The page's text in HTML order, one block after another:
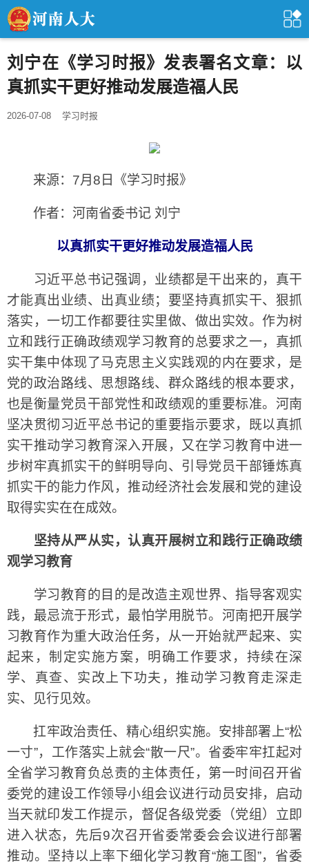
刘宁在《学习时报》发表署名文章：以
真抓实干更好推动发展造福人民
2026-07-08 学习时报
来源：7月8日《学习时报》
作者：河南省委书记 刘宁
以真抓实干更好推动发展造福人民
习近平总书记强调，业绩都是干出来的，真干
才能真出业绩、出真业绩；要坚持真抓实干、狠抓
落实，一切工作都要往实里做、做出实效。作为树
立和践行正确政绩观学习教育的总要求之一，真抓
实干集中体现了马克思主义实践观的内在要求，是
党的政治路线、思想路线、群众路线的根本要求，
也是衡量党员干部党性和政绩观的重要标准。河南
坚决贯彻习近平总书记的重要指示要求，既以真抓
实干推动学习教育深入开展，又在学习教育中进一
步树牢真抓实干的鲜明导向、引导党员干部锤炼真
抓实干的能力作风，推动经济社会发展和党的建设
取得实实在在成效。
坚持从严从实，认真开展树立和践行正确政绩
观学习教育
学习教育的目的是改造主观世界、指导客观实
践，最忌流于形式，最怕学用脱节。河南把开展学
习教育作为重大政治任务，从一开始就严起来、实
起来，制定实施方案，明确工作要求，持续在深
学、真查、实改上下功夫，推动学习教育走深走
实、见行见效。
扛牢政治责任、精心组织实施。安排部署上“松
一寸”，工作落实上就会“散一尺”。省委牢牢扛起对
全省学习教育负总责的主体责任，第一时间召开省
委党的建设工作领导小组会议进行动员安排，启动
当天就印发工作提示，督促各级党委（党组）立即
进入状态，先后9次召开省委常委会会议进行部署
推动。坚持以上率下细化学习教育“施工图”，省委